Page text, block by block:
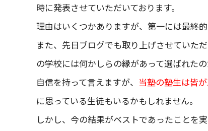
時に発表させていただいております。
理由はいくつかありますが、第一には最終
また、先日ブログでも取り上げさせていた
の学校には何かしらの縁があって選ばれたの
自信を持って言えますが、 当塾の塾生は皆
に思っている生徒もいるかもしれません。
しかし、今の結果がベストであったことを